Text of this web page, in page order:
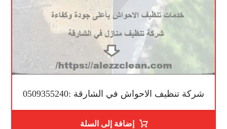
شركة تنظيف الاحواش في الشارقة :0509355240
إضافة إلى السلة